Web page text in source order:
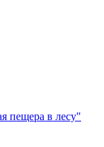
пещера в лесу"